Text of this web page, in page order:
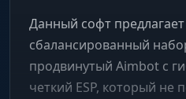
Данный софт
сбалансированный
продвинутый Aimbot с
четкий ESP, который не